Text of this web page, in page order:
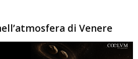
di Venere